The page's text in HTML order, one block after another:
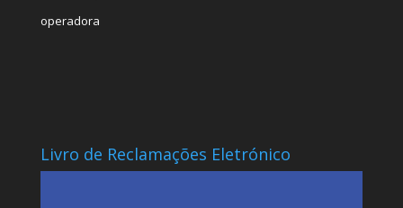
operadora
Livro de Reclamações Eletrónico